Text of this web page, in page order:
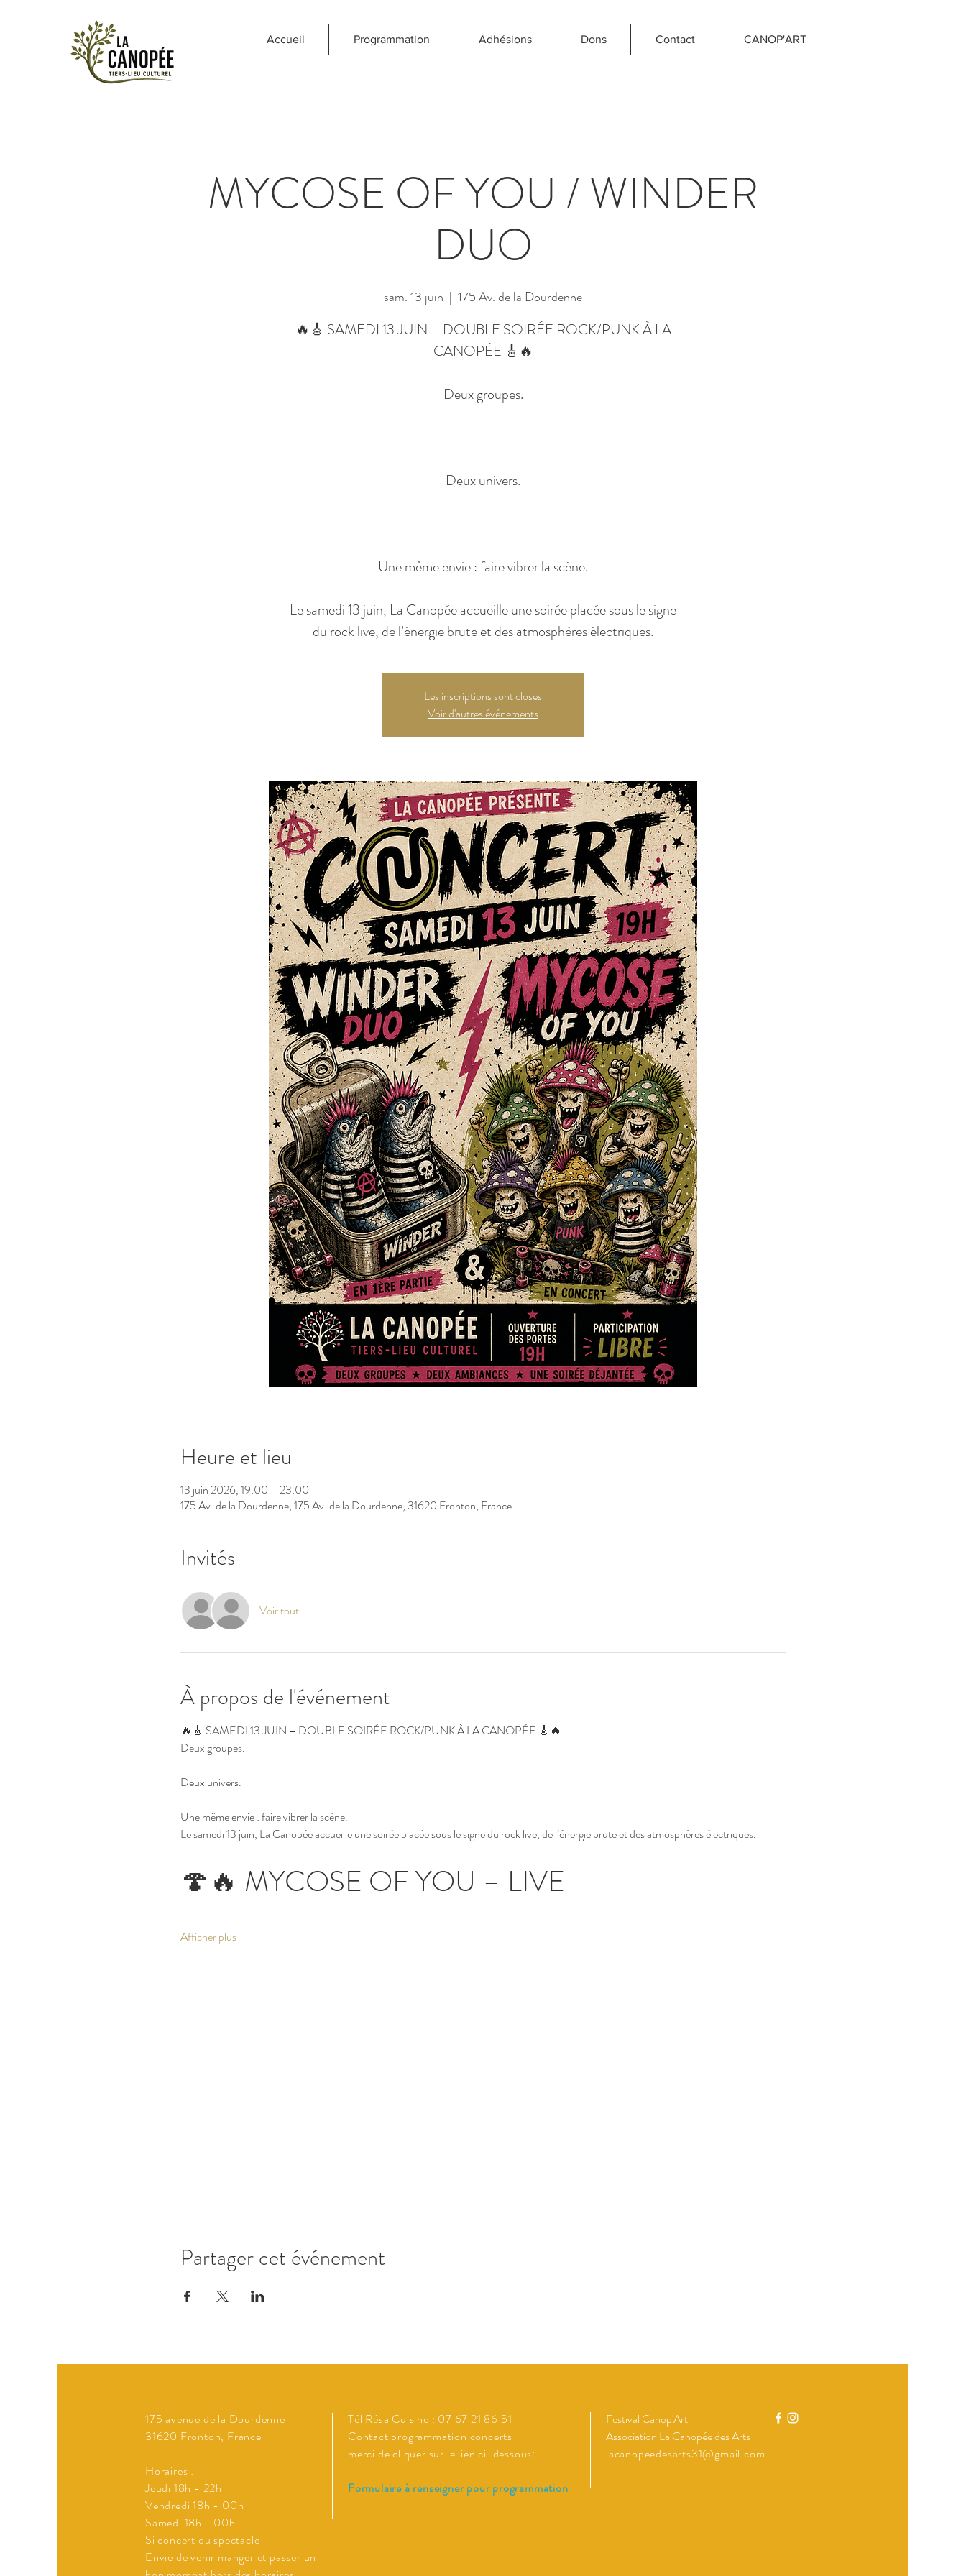
Accueil Programmation Adhésions Dons Contact CANOP'ART
MYCOSE OF YOU / WINDER
DUO
sam. 13 juin
  |
175 Av. de la Dourdenne
🔥🎸 SAMEDI 13 JUIN – DOUBLE SOIRÉE ROCK/PUNK À LA
CANOPÉE 🎸🔥
Deux groupes.
Deux univers.
Une même envie : faire vibrer la scène.
Le samedi 13 juin, La Canopée accueille une soirée placée sous le signe
du rock live, de l’énergie brute et des atmosphères électriques.
Les inscriptions sont closes
Voir d'autres événements
Heure et lieu
13 juin 2026, 19:00 – 23:00
175 Av. de la Dourdenne, 175 Av. de la Dourdenne, 31620 Fronton, France
Invités
Voir tout
À propos de l'événement
🔥🎸 SAMEDI 13 JUIN – DOUBLE SOIRÉE ROCK/PUNK À LA CANOPÉE 🎸🔥
Deux groupes.
Deux univers.
Une même envie : faire vibrer la scène.
Le samedi 13 juin, La Canopée accueille une soirée placée sous le signe du rock live, de l’énergie brute et des atmosphères électriques.
🍄🔥 MYCOSE OF YOU – LIVE
Afficher plus
Partager cet événement
175 avenue de la Dourdenne
31620 Fronton, France
Horaires :
Jeudi 18h - 22h
Vendredi 18h - 00h
Samedi 18h - 00h
Si concert ou spectacle
Envie de venir manger et passer un
Tél Résa Cuisine : 07 67 21 86 51
Contact programmation concerts
merci de cliquer sur le lien ci-dessous:
Formulaire à renseigner pour programmation
Festival Canop'Art
Association La Canopée des Arts
lacanopeedesarts31@gmail.com